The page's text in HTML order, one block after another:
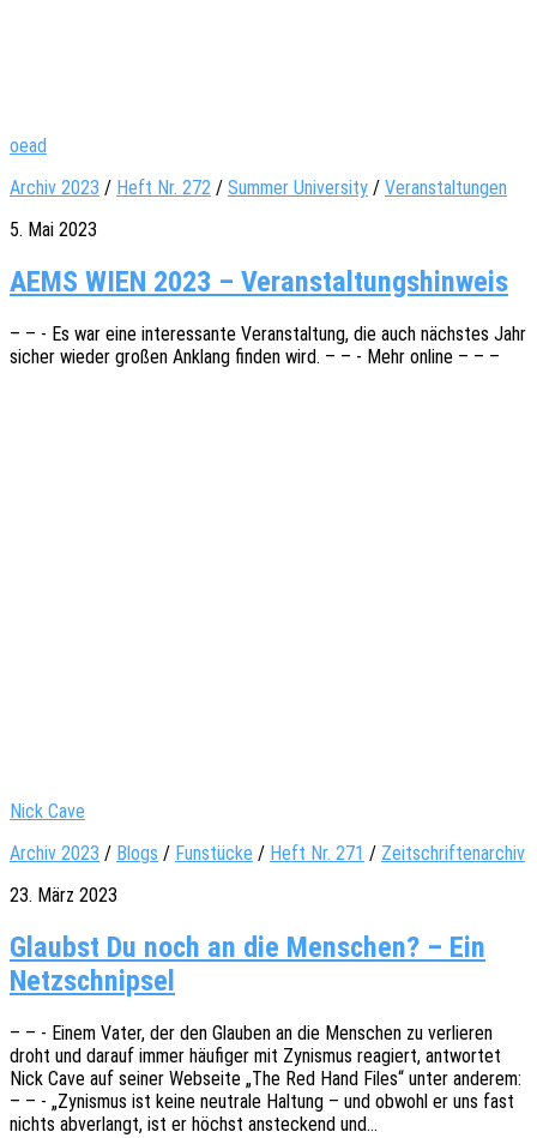
oead
Archiv 2023 / Heft Nr. 272 / Summer University / Veranstaltungen
5. Mai 2023
AEMS WIEN 2023 – Veranstaltungshinweis
– – - Es war eine inter­es­san­te Veran­stal­tung, die auch nächs­tes Jahr
sicher wieder großen Anklang finden wird. – – - Mehr online – – –
Nick Cave
Archiv 2023 / Blogs / Funstücke / Heft Nr. 271 / Zeitschriftenarchiv
23. März 2023
Glaubst Du noch an die Menschen? – Ein
Netzschnipsel
– – - Einem Vater, der den Glau­ben an die Menschen zu verlie­ren
droht und darauf immer häufi­ger mit Zynis­mus reagiert, antwor­tet
Nick Cave auf seiner Websei­te „The Red Hand Files“ unter ande­rem:
– – - „Zynis­mus ist keine neutra­le Haltung – und obwohl er uns fast
nichts abver­langt, ist er höchst anste­ckend und…